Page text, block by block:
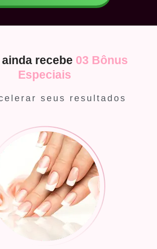
recebe 03 Bônus
Especiais
seus resultados